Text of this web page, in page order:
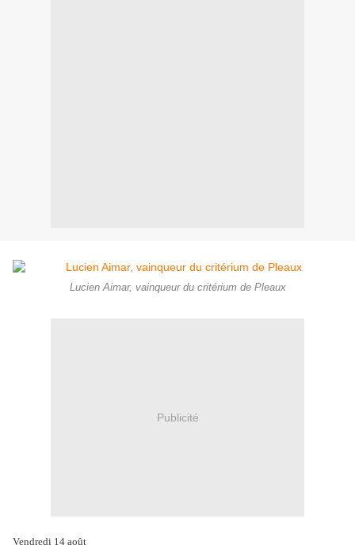
Lucien Aimar, vainqueur du critérium de Pleaux
Publicité
Vendredi 14 août